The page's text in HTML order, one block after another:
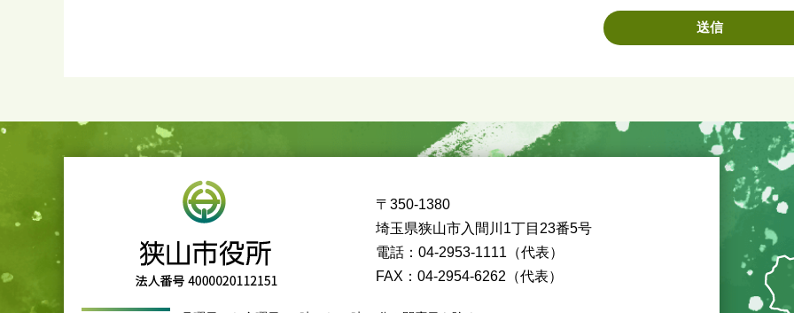
〒350-1380
埼玉県狭山市入間川1丁目23番5号
電話：04-2953-1111（代表）
FAX：04-2954-6262（代表）